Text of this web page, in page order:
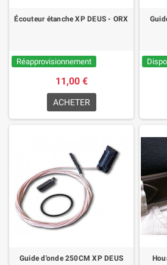
Écouteur étanche XP DEUS - ORX
Réapprovisionnement
11,00 €
ACHETER
Guide d'onde 250CM XP DEUS